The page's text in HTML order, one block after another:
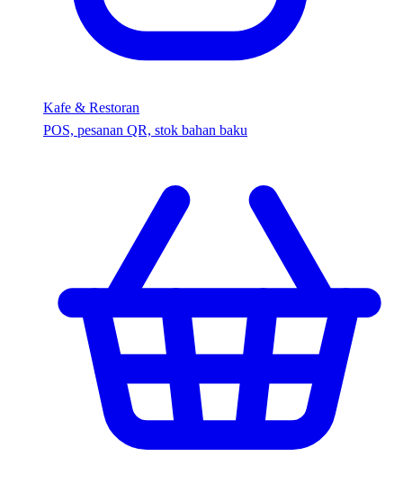
Kafe & Restoran
POS, pesanan QR, stok bahan baku